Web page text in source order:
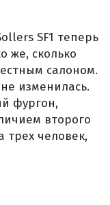
SF1 теперь
же, сколько
салоном.
изменилась.
фургон,
второго
трех человек,